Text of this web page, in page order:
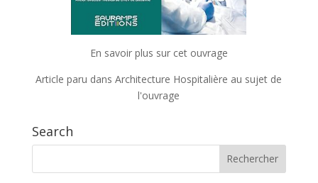
En savoir plus sur cet ouvrage
Article paru dans Architecture Hospitalière au sujet de
l'ouvrage
Search